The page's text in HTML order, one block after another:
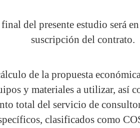
del presente estudio será
suscripción del contrato.
de la propuesta
y materiales a utilizar, así
total del servicio de
clasificados como